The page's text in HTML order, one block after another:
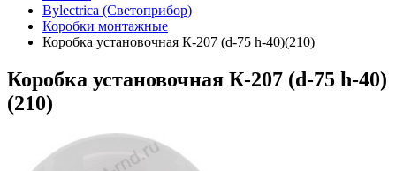
Bylectrica (Светоприбор)
Коробки монтажные
Коробка установочная К-207 (d-75 h-40)(210)
Коробка установочная К-207 (d-75 h-40)
(210)